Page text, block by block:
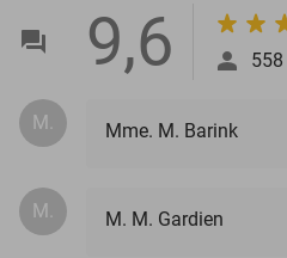
9,6 558
M. Mme. M. Barink
M. M. M. Gardien